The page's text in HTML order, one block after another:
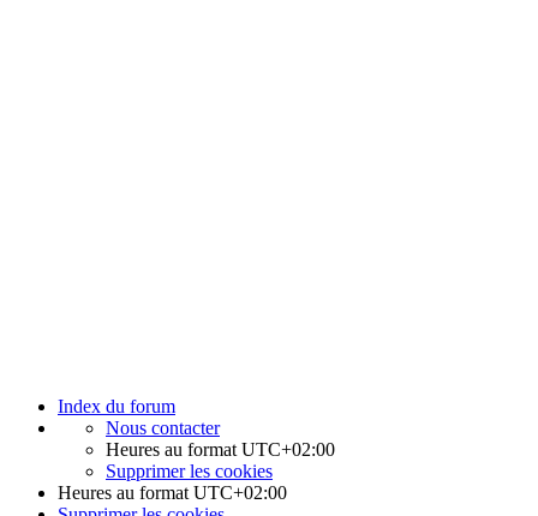
Index du forum
Nous contacter
Heures au format UTC+02:00
Supprimer les cookies
Heures au format UTC+02:00